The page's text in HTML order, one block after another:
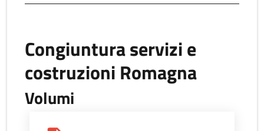
Congiuntura servizi e
costruzioni Romagna
Volumi